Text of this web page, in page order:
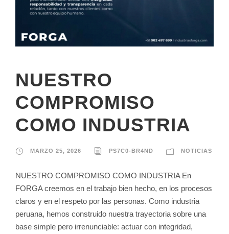
NUESTRO
COMPROMISO
COMO INDUSTRIA
MARZO 25, 2026 PS7C0-BR4ND NOTICIAS
NUESTRO COMPROMISO COMO INDUSTRIA En
FORGA creemos en el trabajo bien hecho, en los procesos
claros y en el respeto por las personas. Como industria
peruana, hemos construido nuestra trayectoria sobre una
base simple pero irrenunciable: actuar con integridad,